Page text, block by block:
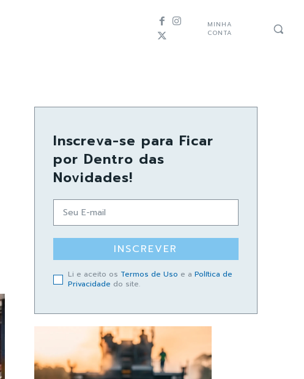
MINHA
CONTA
Inscreva-se para Ficar
por Dentro das
Novidades!
INSCREVER
Li e aceito os Termos de Uso e a Política de
Privacidade do site.